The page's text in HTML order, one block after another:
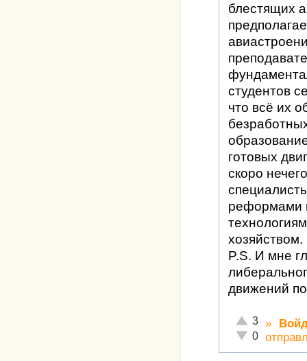
блестящих
студентов
что всё их
готовых
скоро
реформами
хозяйством.
P.S. И мне
движений
Отлично!
3
Неадекватно!
0
»